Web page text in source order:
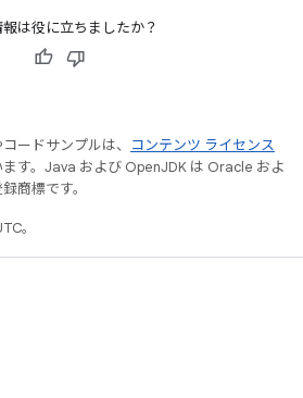
報は役に立ちましたか？
ードサンプルは、
コンテンツ ライセンス
す。Java および OpenJDK は Oracle およ
商標です。
。